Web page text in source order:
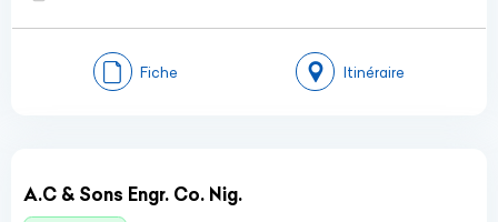
Fiche Itinéraire
A.C & Sons Engr. Co. Nig.